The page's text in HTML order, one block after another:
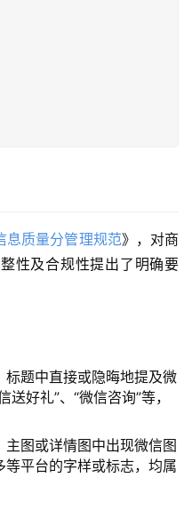
息质量分管理规范》，对商
性及合规性提出了明确要
标题中直接或隐晦地提及微
好礼”、“微信咨询”等，
主图或详情图中出现微信图
平台的字样或标志，均属